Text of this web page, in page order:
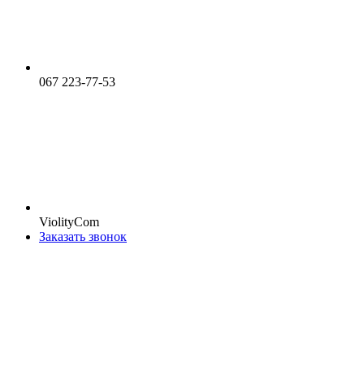
067 223-77-53
ViolityCom
Заказать звонок